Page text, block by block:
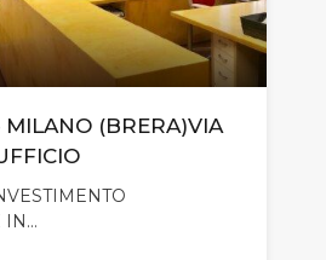
(BRERA)VIA
IN…